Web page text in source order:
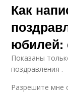
Как
юбилей:
Показаны
поздравления .
Разрешите мне